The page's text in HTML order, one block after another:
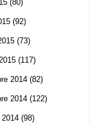
(80)
(92)
(73)
(117)
2014 (82)
2014 (122)
(98)